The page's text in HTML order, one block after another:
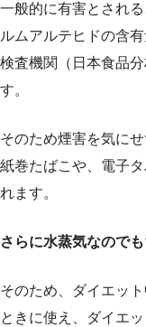
一般的に有害とされ
ルムアルテヒドの含
検査機関（日本食品
す。
そのため煙害を気に
紙巻たばこや、電子
れます。
さらに水蒸気なので
そのため、ダイエッ
ときに使え、ダイエ